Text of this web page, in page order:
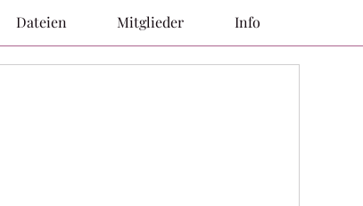
Dateien Mitglieder Info